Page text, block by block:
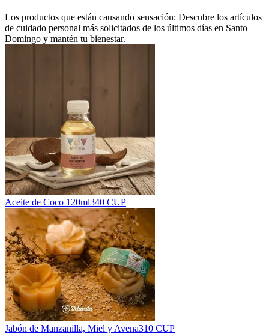
Los productos que están causando sensación: Descubre los artículos
de cuidado personal más solicitados de los últimos días en Santo
Domingo y mantén tu bienestar.
Aceite de Coco 120ml340 CUP
Jabón de Manzanilla, Miel y Avena310 CUP